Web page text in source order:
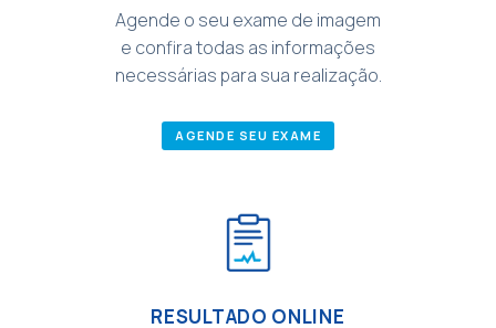
Agende o seu exame de imagem
e confira todas as informações
necessárias para sua realização.
AGENDE SEU EXAME
RESULTADO ONLINE